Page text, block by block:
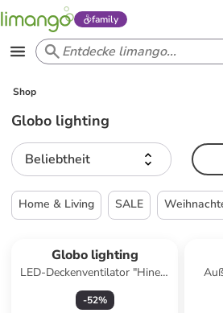
family
Shop
Globo lighting
Beliebtheit
Home & Living SALE
Globo lighting
LED-Deckenventilator "Hinea"
in Schwarz - (H)13 x Ø 40,6
cm
-52%